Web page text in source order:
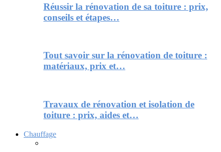
Réussir la rénovation de sa toiture : prix,
conseils et étapes…
Tout savoir sur la rénovation de toiture :
matériaux, prix et…
Travaux de rénovation et isolation de
toiture : prix, aides et…
Chauffage